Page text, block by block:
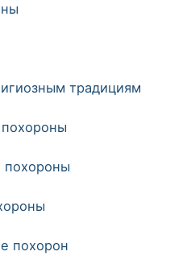
традициям
похороны
похорон